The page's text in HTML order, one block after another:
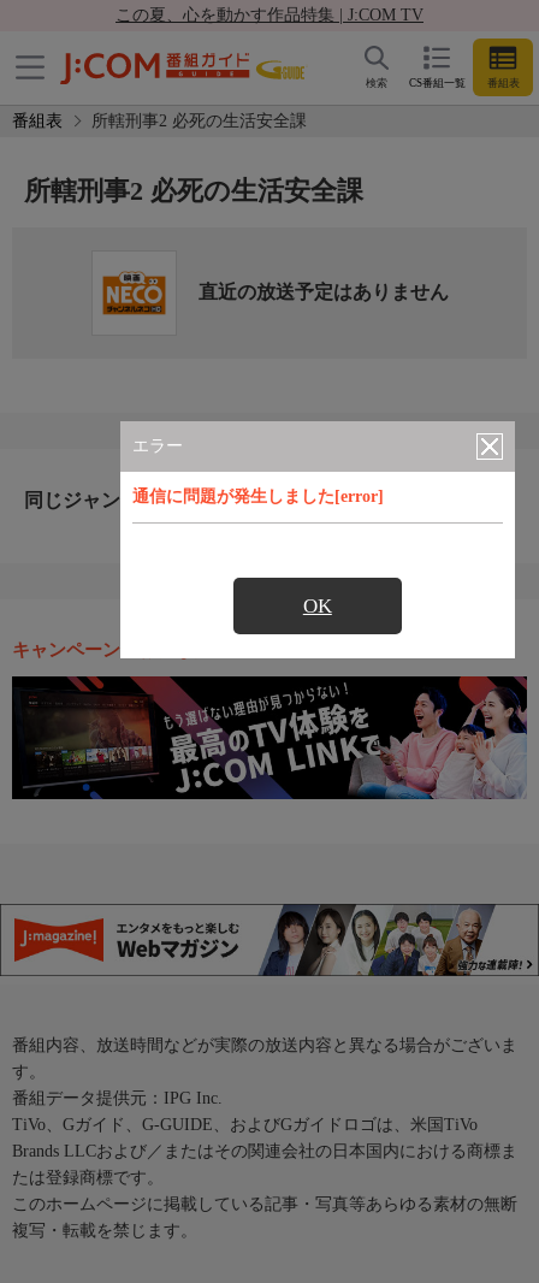
この夏、心を動かす作品特集 | J:COM TV
CS番組一覧 番組表
検索
番組表 所轄刑事2 必死の生活安全課
エラー
通信に問題が発生しました[error]
OK
所轄刑事2 必死の生活安全課
直近の放送予定はありません
同じジャンルのおすすめ番組
キャンペーン・お得な情報
番組内容、放送時間などが実際の放送内容と異なる場合がございま
す。
番組データ提供元：IPG Inc.
TiVo、Gガイド、G-GUIDE、およびGガイドロゴは、米国TiVo
Brands LLCおよび／またはその関連会社の日本国内における商標ま
たは登録商標です。
このホームページに掲載している記事・写真等あらゆる素材の無断
複写・転載を禁じます。